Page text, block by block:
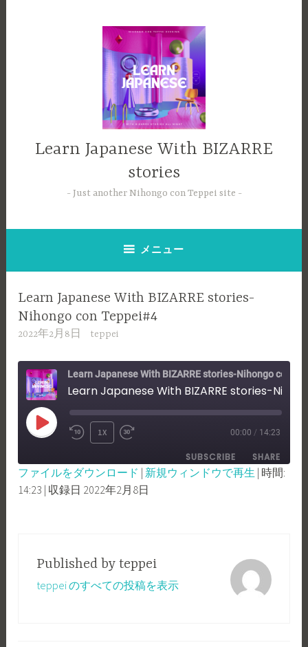
Learn Japanese With BIZARRE
stories
Just another Nihongo con Teppei site
メニュー
Learn Japanese With BIZARRE stories-
Nihongo con Teppei#4
2022年2月8日 teppei
PLAY
REWIND
10
SECONDS
1X
FAST
FORWARD
30
00:00 / 14:23
SUBSCRIBE SHARE
SHARE
ファイルをダウンロード | 新規ウィンドウで再生 | 時間:
14:23 | 収録日 2022年2月8日
Published by teppei
teppei のすべての投稿を表示